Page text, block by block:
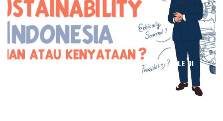
SUSTAINABILITY: APAKAH MUNGKIN PROFITABLE DI
Sep 25, 2020